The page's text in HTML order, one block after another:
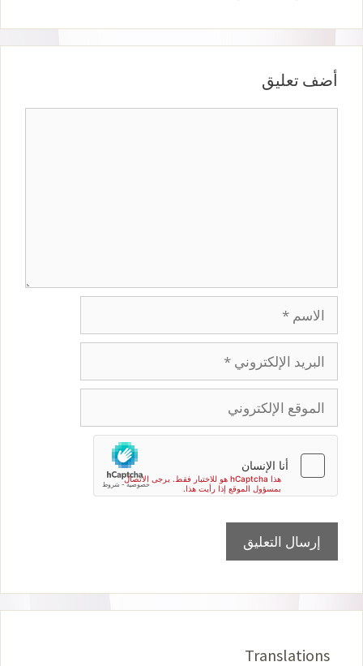
أضف تعليق
الإلكتروني
الإلكتروني
Translations